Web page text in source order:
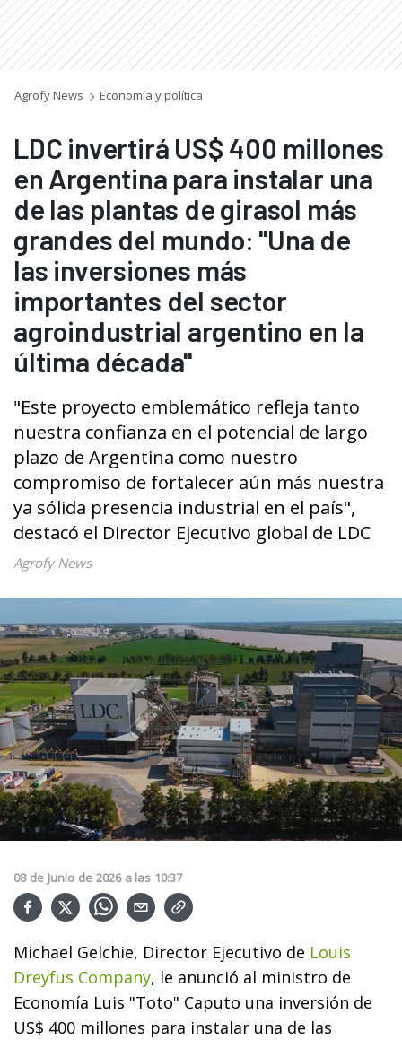
Agrofy News Economía y política
LDC invertirá US$ 400 millones
en Argentina para instalar una
de las plantas de girasol más
grandes del mundo: "Una de
las inversiones más
importantes del sector
agroindustrial argentino en la
última década"
"Este proyecto emblemático refleja tanto
nuestra confianza en el potencial de largo
plazo de Argentina como nuestro
compromiso de fortalecer aún más nuestra
ya sólida presencia industrial en el país",
destacó el Director Ejecutivo global de LDC
Agrofy News
08 de Junio de 2026 a las 10:37
Michael Gelchie, Director Ejecutivo de Louis
Dreyfus Company, le anunció al ministro de
Economía Luis "Toto" Caputo una inversión de
US$ 400 millones para instalar una de las